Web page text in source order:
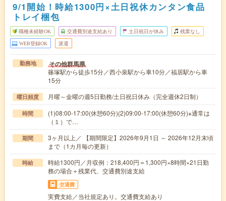
9/1開始！時給1300円×土日祝休カンタン食品
トレイ梱包
職種未経験OK 交通費別途支給あり 土日祝日が休み 残業なし
WEB登録OK 派遣
勤務地 その他群馬県
篠塚駅から徒歩15分／西小泉駅から車10分／福居駅から車
15分
曜日頻度 月曜～金曜の週5日勤務/土日祝日休み（完全週休2日制）
時間
(1)08:00-17:00(休憩60分)(2)09:00-17:00(休憩60分)※通常は
（１）で…
期間
3ヶ月以上／ 【期間限定】2026年9月1日 ～ 2026年12月末頃
まで（1カ月毎の更新）
時給
時給1300円／月収例：218,400円＝1,300円×8時間×21日勤
務の場合＋残業代、交通費別途支給
交通費
実費支給／当社規定あり。交通費支給あり